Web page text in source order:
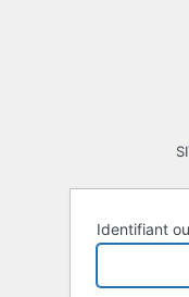
Identifiant